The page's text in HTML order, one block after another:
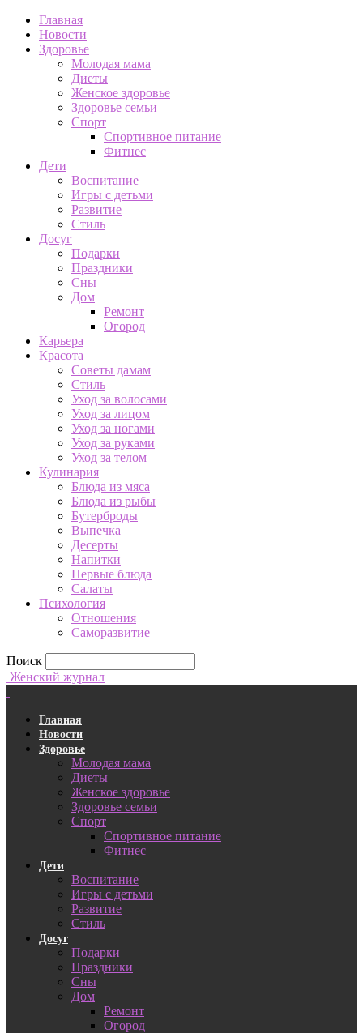
Главная
Новости
Здоровье
Молодая мама
Диеты
Женское здоровье
Здоровье семьи
Спорт
Спортивное питание
Фитнес
Дети
Воспитание
Игры с детьми
Развитие
Стиль
Досуг
Подарки
Праздники
Сны
Дом
Ремонт
Огород
Карьера
Красота
Советы дамам
Стиль
Уход за волосами
Уход за лицом
Уход за ногами
Уход за руками
Уход за телом
Кулинария
Блюда из мяса
Блюда из рыбы
Бутерброды
Выпечка
Десерты
Напитки
Первые блюда
Салаты
Психология
Отношения
Саморазвитие
Поиск
Женский журнал
Главная
Новости
Здоровье
Молодая мама
Диеты
Женское здоровье
Здоровье семьи
Спорт
Спортивное питание
Фитнес
Дети
Воспитание
Игры с детьми
Развитие
Стиль
Досуг
Подарки
Праздники
Сны
Дом
Ремонт
Огород